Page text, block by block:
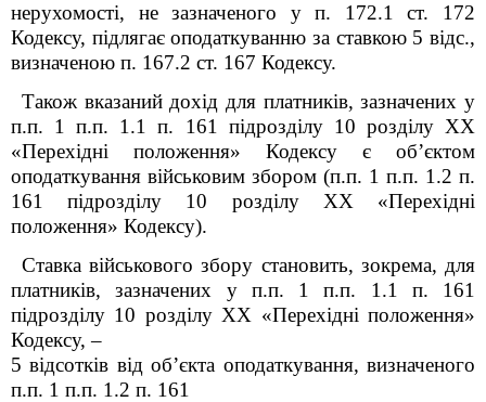
нерухомості, не зазначеного у п. 172.1 ст. 172
Кодексу, підлягає оподаткуванню за ставкою 5 відс.,
визначеною п. 167.2 ст. 167 Кодексу.
Також вказаний дохід для платників, зазначених у
п.п. 1 п.п. 1.1 п. 161
підрозділу 10 розділу XX
«Перехідні положення» Кодексу є об’єктом
оподаткування військовим збором (п.п. 1 п.п. 1.2 п.
161
підрозділу 10 розділу XX «Перехідні
положення» Кодексу).
Ставка військового збору становить, зокрема, для
платників, зазначених у п.п. 1 п.п. 1.1 п. 161
підрозділу 10 розділу XX «Перехідні положення»
Кодексу,–
5 відсотків від об’єкта оподаткування, визначеного
п.п. 1 п.п. 1.2 п. 161